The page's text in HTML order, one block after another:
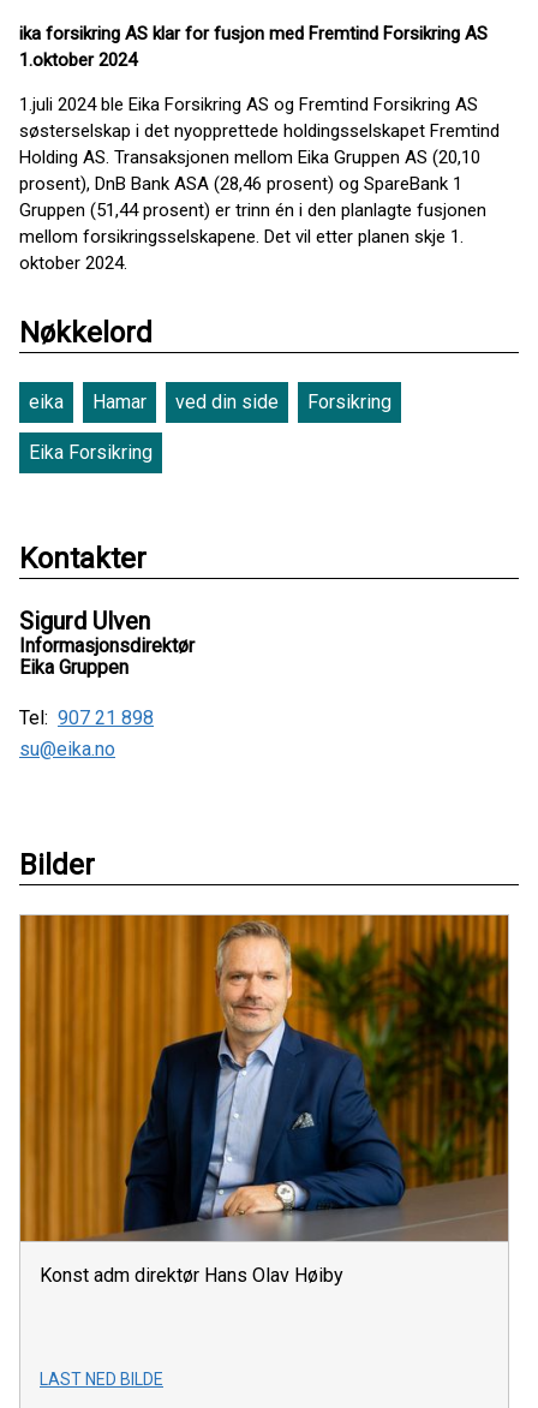
ika forsikring AS klar for fusjon med Fremtind Forsikring AS
1.oktober 2024
1.juli 2024 ble Eika Forsikring AS og Fremtind Forsikring AS
søsterselskap i det nyopprettede holdingsselskapet Fremtind
Holding AS. Transaksjonen mellom Eika Gruppen AS (20,10
prosent), DnB Bank ASA (28,46 prosent) og SpareBank 1
Gruppen (51,44 prosent) er trinn én i den planlagte fusjonen
mellom forsikringsselskapene. Det vil etter planen skje 1.
oktober 2024.
Nøkkelord
eika Hamar ved din side Forsikring
Eika Forsikring
Kontakter
Sigurd Ulven
Informasjonsdirektør
Eika Gruppen
Tel: 907 21 898
su@eika.no
Bilder
Konst adm direktør Hans Olav Høiby
LAST NED BILDE